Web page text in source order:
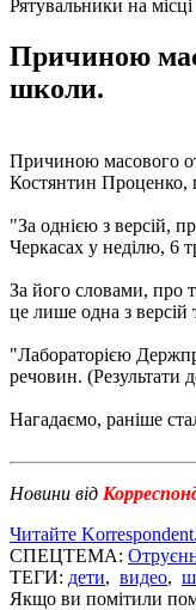
Рятувальники на
Причиною
школи.
Причиною масового
Костянтин Проценко,
"За однією з версій,
Черкасах у неділю, 6
За його словами, про
це лише одна з версій
"Лабораторією
речовин. (Результати
Нагадаємо, раніше
Новини від
Читайте
СПЕЦТЕМА:
ТЕГИ: дети, видео,
Якщо ви помітили